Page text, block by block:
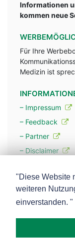
Informationen
kommen neue
Für Ihre
Medizin ist
– Impressum
– Feedback
– Partner
– Disclaimer
– Werbung
– Mehr über
"Diese Website
weiteren
einverstanden. "